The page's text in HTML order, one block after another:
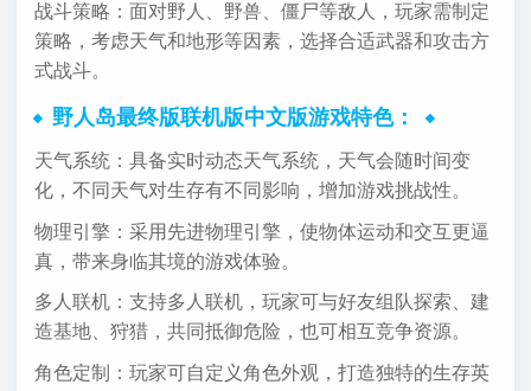
战斗策略：面对野人、野兽、僵尸等敌人，玩家需制定
策略，考虑天气和地形等因素，选择合适武器和攻击方
式战斗。
野人岛最终版联机版中文版游戏特色：
天气系统：具备实时动态天气系统，天气会随时间变
化，不同天气对生存有不同影响，增加游戏挑战性。
物理引擎：采用先进物理引擎，使物体运动和交互更逼
真，带来身临其境的游戏体验。
多人联机：支持多人联机，玩家可与好友组队探索、建
造基地、狩猎，共同抵御危险，也可相互竞争资源。
角色定制：玩家可自定义角色外观，打造独特的生存英